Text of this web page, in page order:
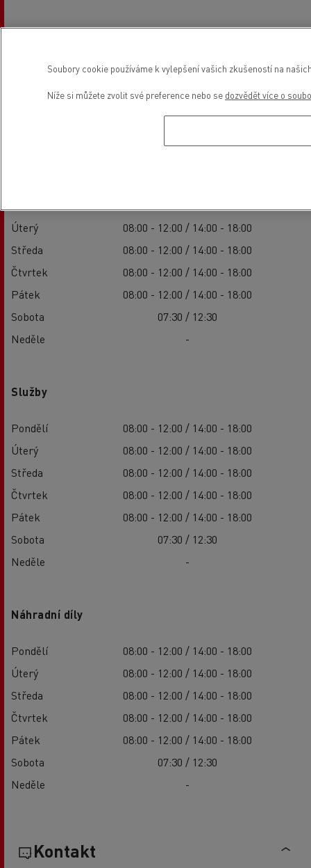
Provozní doba
Úterý
08:00 - 12:00 / 14:00 - 18:00
Středa
08:00 - 12:00 / 14:00 - 18:00
Čtvrtek
08:00 - 12:00 / 14:00 - 18:00
Pátek
08:00 - 12:00 / 14:00 - 18:00
Sobota
07:30 / 12:30
Neděle
-
Služby
Pondělí
08:00 - 12:00 / 14:00 - 18:00
Úterý
08:00 - 12:00 / 14:00 - 18:00
Středa
08:00 - 12:00 / 14:00 - 18:00
Čtvrtek
08:00 - 12:00 / 14:00 - 18:00
Pátek
08:00 - 12:00 / 14:00 - 18:00
Sobota
07:30 / 12:30
Neděle
-
Náhradní díly
Pondělí
08:00 - 12:00 / 14:00 - 18:00
Úterý
08:00 - 12:00 / 14:00 - 18:00
Středa
08:00 - 12:00 / 14:00 - 18:00
Čtvrtek
08:00 - 12:00 / 14:00 - 18:00
Pátek
08:00 - 12:00 / 14:00 - 18:00
Sobota
07:30 / 12:30
Neděle
-
Kontakt
Soubory cookie používáme k vylepšení vašich zkušeností na
Níže si můžete zvolit své preference nebo se dozvědět více o